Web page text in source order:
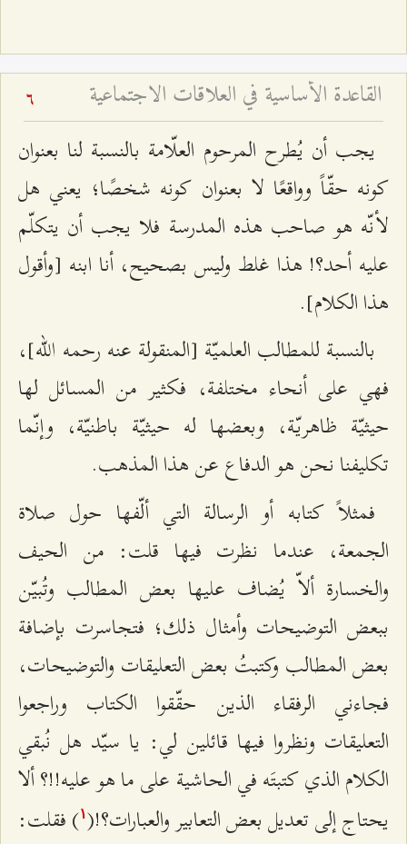
القاعدة الأساسية في العلاقات الاجتماعية 6
يجب أن يُطرح المرحوم العلّامة بالنسبة لنا بعنوان
كونه حقّاً وواقعًا لا بعنوان كونه شخصًا؛ يعني هل
لأنّه هو صاحب هذه المدرسة فلا يجب أن يتكلّم
عليه أحد؟! هذا غلط وليس بصحيح، أنا ابنه [وأقول
هذا الكلام].
بالنسبة للمطالب العلميّة [المنقولة عنه رحمه الله]،
فهي على أنحاء مختلفة، فكثير من المسائل لها
حيثيّة ظاهريّة، وبعضها له حيثيّة باطنيّة، وإنّما
تكليفنا نحن هو الدفاع عن هذا المذهب.
فمثلاً كتابه أو الرسالة التي ألّفها حول صلاة
الجمعة، عندما نظرت فيها قلت: من الحيف
والخسارة ألاّ يُضاف عليها بعض المطالب وتُبيّن
ببعض التوضيحات وأمثال ذلك؛ فتجاسرت بإضافة
بعض المطالب وكتبتُ بعض التعليقات والتوضيحات،
فجاءني الرفقاء الذين حقّقوا الكتاب وراجعوا
التعليقات ونظروا فيها قائلين لي: يا سيّد هل نُبقي
الكلام الذي كتبتَه في الحاشية على ما هو عليه!!؟ ألا
يحتاج إلى تعديل بعض التعابير والعبارات؟!(۱) فقلت: